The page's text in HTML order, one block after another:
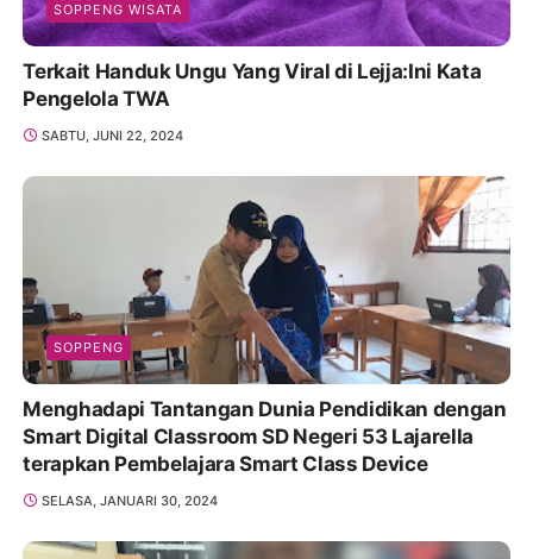
SOPPENG WISATA
Terkait Handuk Ungu Yang Viral di Lejja:Ini Kata
Pengelola TWA
SABTU, JUNI 22, 2024
SOPPENG
Menghadapi Tantangan Dunia Pendidikan dengan
Smart Digital Classroom SD Negeri 53 Lajarella
terapkan Pembelajara Smart Class Device
SELASA, JANUARI 30, 2024